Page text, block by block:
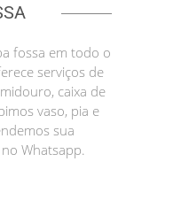
fossa em todo o
serviços de
caixa de
vaso, pia e
sua
Whatsapp.